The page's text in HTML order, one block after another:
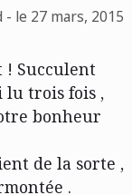
le 27 mars, 2015
! Succulent
lu trois fois ,
bonheur
de la sorte ,
.